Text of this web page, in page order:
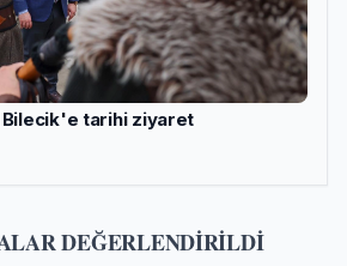
tarihi ziyaret
DEĞERLENDİRİLDİ